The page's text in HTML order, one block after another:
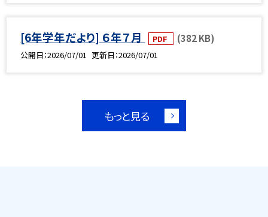
[6年学年だより] ６年７月 PDF (382 KB)
公開日 2026/07/01 更新日 2026/07/01
もっと見る